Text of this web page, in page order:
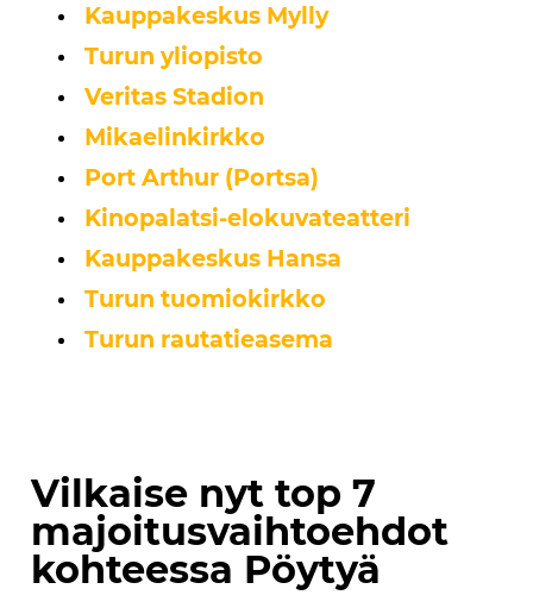
Kauppakeskus Mylly
Turun yliopisto
Veritas Stadion
Mikaelinkirkko
Port Arthur (Portsa)
Kinopalatsi-elokuvateatteri
Kauppakeskus Hansa
Turun tuomiokirkko
Turun rautatieasema
Vilkaise nyt top 7
majoitusvaihtoehdot
kohteessa Pöytyä